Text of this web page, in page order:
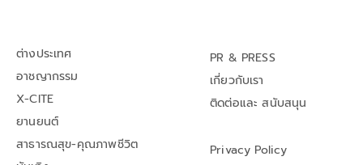
ต่างประเทศ
อาชญากรรม
X-CITE
ยานยนต์
สาธารณสุข-คุณภาพชีวิต
PR & PRESS
เกี่ยวกับเรา
ติดต่อและ สนับสนุน
Privacy Policy